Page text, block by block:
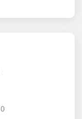
0